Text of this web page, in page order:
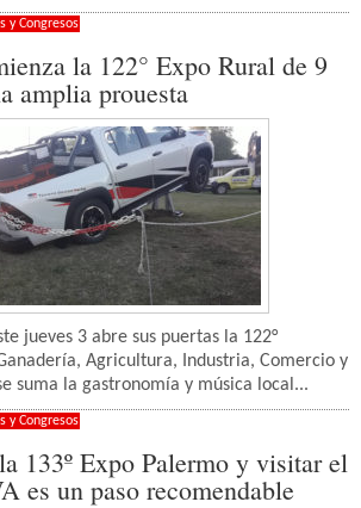
y Congresos
la 122° Expo Rural de 9
amplia prouesta
jueves 3 abre sus puertas la 122°
Agricultura, Industria, Comercio y
suma la gastronomía y música local...
y Congresos
133º Expo Palermo y visitar el
es un paso recomendable